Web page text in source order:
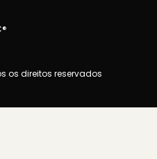
os direitos reservados